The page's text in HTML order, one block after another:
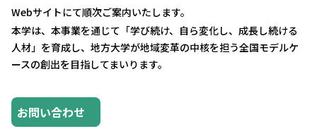
Webサイトにて順次ご案内いたします。
本学は、本事業を通じて「学び続け、自ら変化し、 成長し続ける
人材」を育成し、 地方大学が地域変革の中核を担う全国モデルケ
ースの創出を目指してまいります。
お問い合わせ